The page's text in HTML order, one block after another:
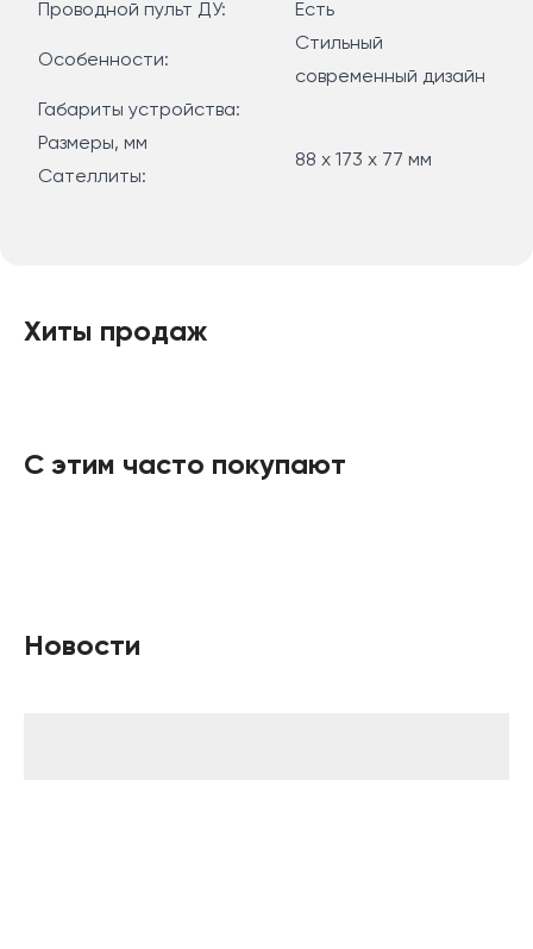
Проводной пульт ДУ:
Есть
Особенности:
Стильный
современный дизайн
Габариты устройства:
Размеры, мм
Сателлиты:
88 x 173 x 77 мм
Хиты продаж
С этим часто покупают
Новости